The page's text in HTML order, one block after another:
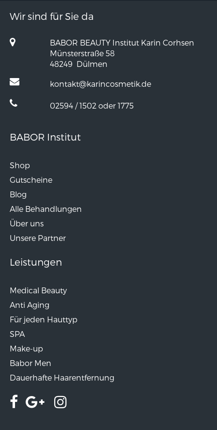
Wir sind für Sie da
BABOR BEAUTY Institut Karin Corhsen
Münsterstraße 58
48249 Dülmen
kontakt@karincosmetik.de
02594 / 1502 oder 1775
BABOR Institut
Shop
Gutscheine
Blog
Alle Behandlungen
Über uns
Unsere Partner
Leistungen
Medical Beauty
Anti Aging
Für jeden Hauttyp
SPA
Make-up
Babor Men
Dauerhafte Haarentfernung